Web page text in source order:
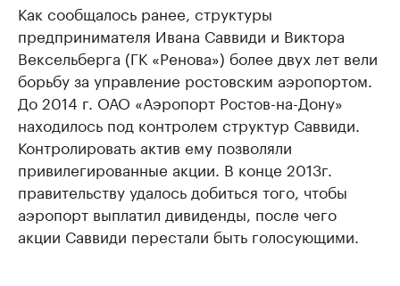
Как сообщалось ранее, структуры
предпринимателя Ивана Саввиди и Виктора
Вексельберга (ГК «Ренова») более двух лет вели
борьбу за управление ростовским аэропортом.
До 2014 г. ОАО «Аэропорт Ростов-на-Дону»
находилось под контролем структур Саввиди.
Контролировать актив ему позволяли
привилегированные акции. В конце 2013г.
правительству удалось добиться того, чтобы
аэропорт выплатил дивиденды, после чего
акции Саввиди перестали быть голосующими.